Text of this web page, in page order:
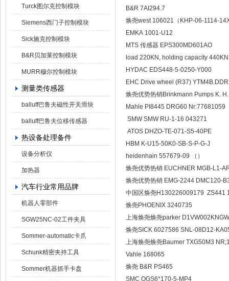
Turck图尔克控制模块
Siemens西门子控制模块
Sick施克控制模块
B&R贝加莱控制模块
MURR穆尔控制模块
测量类传感器
balluff巴鲁夫磁性开关滑块
balluff巴鲁夫位移传感器
热设备处理备件
设备分析仪
加热器
汽车行业常用品牌
机器人零部件
SGW25NC-02工件夹具
Sommer-automatic卡爪
Schunk精密夹持工具
Sommer机器抓手卡盘
B&R 7AI294.7
焕尧west 106021（KHP-06-1114-
EMKA 1001-U12
MTS 传感器 EPS300MD601AO
load 220KN, holding capacity
HYDAC EDS448-5-0250-Y000
EHC Drive wheel (R37)
焕尧优势热销Brinkmann Pumps K.
Mahle PI8445 DRG60 Nr:77681059
SMW SMW RU-1-16 043271
ATOS DHZO-TE-071-S5-40PE
HBM K-U15-50K0-SB-S-P-G-J
heidenhain 557679-09 （）
焕尧优势热销 EUCHNER MGB-L1-
焕尧优势热销 EMG-2244 DMC120-
中国区焕尧H130226009179 ZS441
焕尧PHOENIX 3240735
上海焕尧焕尧parker
焕尧SICK 6027586 SNL-08D12-
上海焕尧焕尧Baumer TXG50M3
Vahle 168065
焕尧 B&R PS465
SMC QGS6*170-5-MP4